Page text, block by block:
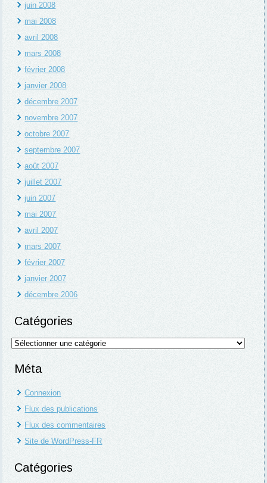
juin 2008
mai 2008
avril 2008
mars 2008
février 2008
janvier 2008
décembre 2007
novembre 2007
octobre 2007
septembre 2007
août 2007
juillet 2007
juin 2007
mai 2007
avril 2007
mars 2007
février 2007
janvier 2007
décembre 2006
Catégories
Catégories
Méta
Connexion
Flux des publications
Flux des commentaires
Site de WordPress-FR
Catégories